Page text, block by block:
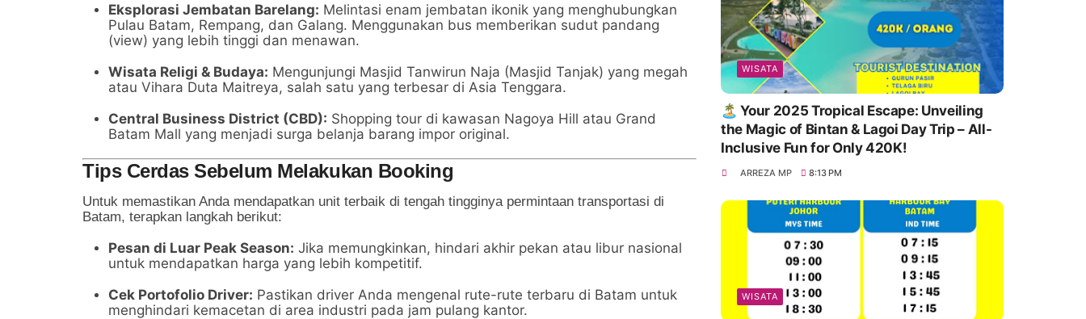
Eksplorasi Jembatan Barelang: Melintasi enam jembatan ikonik yang menghubungkan
Pulau Batam, Rempang, dan Galang. Menggunakan bus memberikan sudut pandang
(view) yang lebih tinggi dan menawan.
Wisata Religi & Budaya: Mengunjungi Masjid Tanwirun Naja (Masjid Tanjak) yang megah
atau Vihara Duta Maitreya, salah satu yang terbesar di Asia Tenggara.
Central Business District (CBD): Shopping tour di kawasan Nagoya Hill atau Grand
Batam Mall yang menjadi surga belanja barang impor original.
Tips Cerdas Sebelum Melakukan Booking
Untuk memastikan Anda mendapatkan unit terbaik di tengah tingginya permintaan transportasi di
Batam, terapkan langkah berikut:
Pesan di Luar Peak Season: Jika memungkinkan, hindari akhir pekan atau libur nasional
untuk mendapatkan harga yang lebih kompetitif.
Cek Portofolio Driver: Pastikan driver Anda mengenal rute-rute terbaru di Batam untuk
menghindari kemacetan di area industri pada jam pulang kantor.
WISATA
🏝️ Your 2025 Tropical Escape: Unveiling
the Magic of Bintan & Lagoi Day Trip – All-
Inclusive Fun for Only 420K!
ARREZA MP 8:13 PM
WISATA